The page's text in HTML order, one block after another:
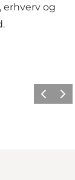
og
ForrigeNæste